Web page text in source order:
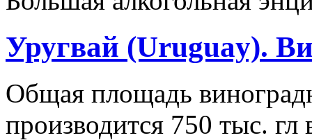
Уругвай (Uruguay).
Общая площадь
производится 750 тыс. гл